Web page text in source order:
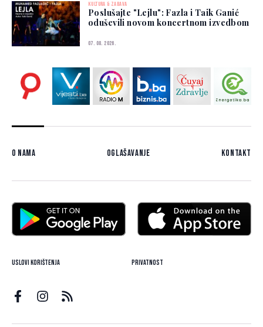
KULTURA & ZABAVA
Poslušajte "Lejlu": Fazla i Taik Ganić
oduševili novom koncertnom izvedbom
07. 08. 2026.
O nama Oglašavanje Kontakt
Uslovi korištenja Privatnost